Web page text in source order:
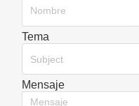
Tema
Subject
Mensaje